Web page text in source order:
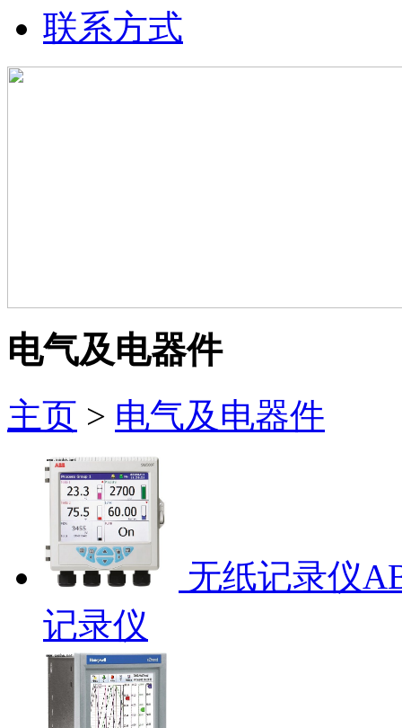
联系方式
电气及电器件
主页 > 电气及电器件
无纸记录仪
记录仪